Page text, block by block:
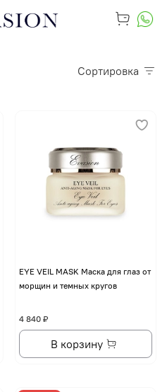
Сортировка
EYE VЕIL MASK Маска для глаз от
морщин и темных кругов
4 840 ₽
В корзину